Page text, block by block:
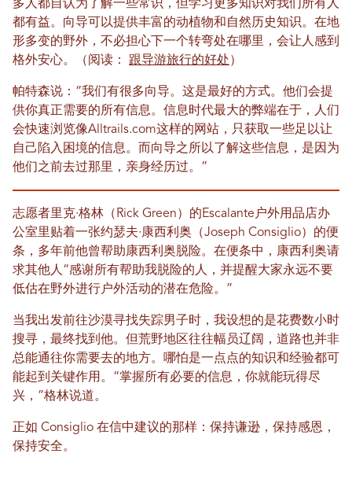
多人都自认为了解一些常识，但学习更多知识对我们所有人
都有益。向导可以提供丰富的动植物和自然历史知识。在地
形多变的野外，不必担心下一个转弯处在哪里，会让人感到
格外安心。（阅读： 跟导游旅行的好处 ）
帕特森说：“我们有很多向导。这是最好的方式。他们会提
供你真正需要的所有信息。信息时代最大的弊端在于，人们
会快速浏览像Alltrails.com这样的网站，只获取一些足以让
自己陷入困境的信息。而向导之所以了解这些信息，是因为
他们之前去过那里，亲身经历过。”
志愿者里克·格林（Rick Green）的Escalante户外用品店办
公室里贴着一张约瑟夫·康西利奥（Joseph Consiglio）的便
条，多年前他曾帮助康西利奥脱险。在便条中，康西利奥请
求其他人“感谢所有帮助我脱险的人，并提醒大家永远不要
低估在野外进行户外活动的潜在危险。”
当我出发前往沙漠寻找失踪男子时，我设想的是花费数小时
搜寻，最终找到他。但荒野地区往往幅员辽阔，道路也并非
总能通往你需要去的地方。哪怕是一点点的知识和经验都可
能起到关键作用。“掌握所有必要的信息，你就能玩得尽
兴，”格林说道。
正如 Consiglio 在信中建议的那样：保持谦逊，保持感恩，
保持安全。